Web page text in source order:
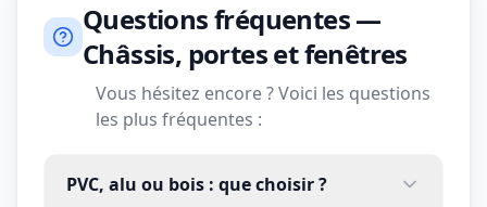
Questions fréquentes —
Châssis, portes et fenêtres
Vous hésitez encore ? Voici les questions
les plus fréquentes :
PVC, alu ou bois : que choisir ?